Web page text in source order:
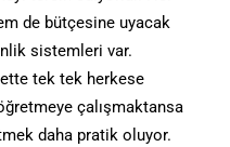
de bütçesine uyacak
sistemleri var.
tek tek herkese
çalışmaktansa
daha pratik oluyor.